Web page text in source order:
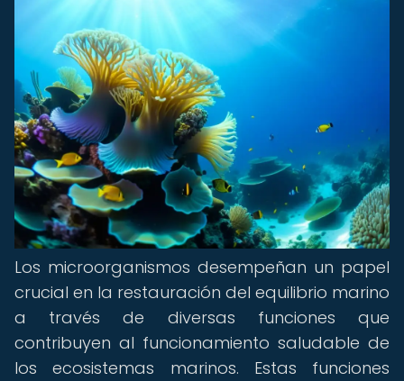
Los microorganismos desempeñan un papel
crucial en la restauración del equilibrio marino
a través de diversas funciones que
contribuyen al funcionamiento saludable de
los ecosistemas marinos. Estas funciones